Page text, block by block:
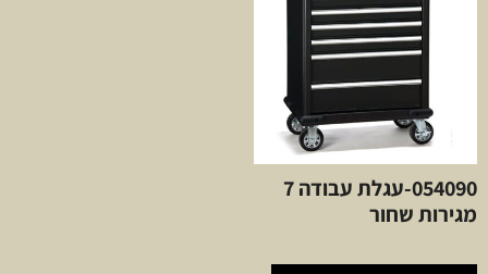
054090-עגלת עבודה 7
מגירות שחור